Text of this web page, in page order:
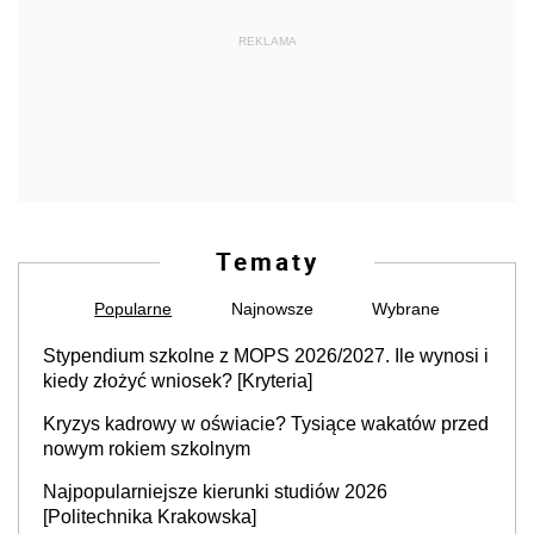
REKLAMA
Tematy
Popularne Najnowsze Wybrane
Stypendium szkolne z MOPS 2026/2027. Ile wynosi i
kiedy złożyć wniosek? [Kryteria]
Kryzys kadrowy w oświacie? Tysiące wakatów przed
nowym rokiem szkolnym
Najpopularniejsze kierunki studiów 2026
[Politechnika Krakowska]